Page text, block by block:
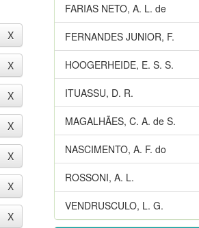
FARIAS NETO, A. L. de
FERNANDES JUNIOR, F.
HOOGERHEIDE, E. S. S.
ITUASSU, D. R.
MAGALHÃES, C. A. de S.
NASCIMENTO, A. F. do
ROSSONI, A. L.
VENDRUSCULO, L. G.